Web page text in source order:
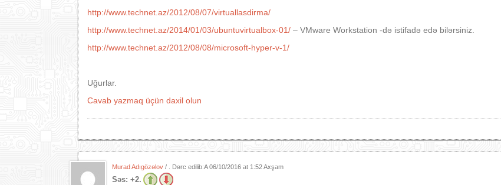
http://www.technet.az/2012/08/07/virtuallasdirma/
http://www.technet.az/2014/01/03/ubuntuvirtualbox-01/ – VMware Workstation -də istifadə edə bilərsiniz.
http://www.technet.az/2012/08/08/microsoft-hyper-v-1/
Uğurlar.
Cavab yazmaq üçün daxil olun
Murad Adıgözəlov / . Dərc edilib:A06/10/2016 at 1:52 Axşam
Səs: +2.